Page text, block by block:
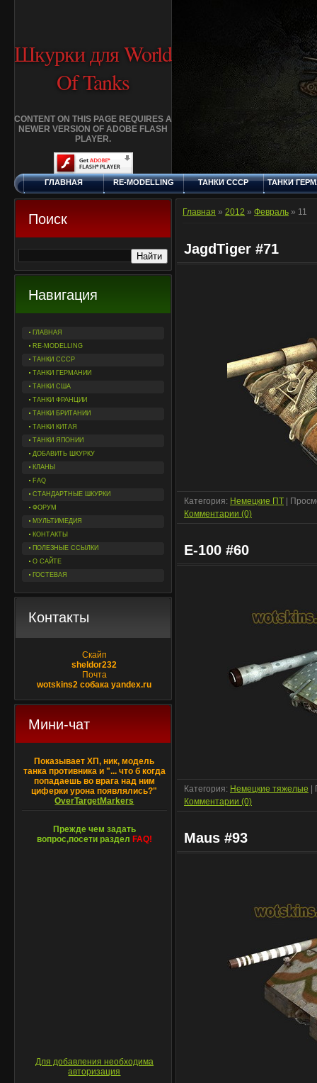
Шкурки для World
Of Tanks
CONTENT ON THIS PAGE REQUIRES A
NEWER VERSION OF ADOBE FLASH
PLAYER.
ПОНЕДЕЛЬНИК, 10.8.2026
ГЛАВНАЯ RE-MODELLING ТАНКИ СССР ТАНКИ
ДОБАВИТЬ
КЛАНЫ FAQ
Поиск
Навигация
ГЛАВНАЯ
RE-MODELLING
ТАНКИ СССР
ТАНКИ ГЕРМАНИИ
ТАНКИ США
ТАНКИ ФРАНЦИИ
ТАНКИ БРИТАНИИ
ТАНКИ КИТАЯ
ТАНКИ ЯПОНИИ
ДОБАВИТЬ ШКУРКУ
КЛАНЫ
FAQ
СТАНДАРТНЫЕ ШКУРКИ
ФОРУМ
МУЛЬТИМЕДИЯ
КОНТАКТЫ
ПОЛЕЗНЫЕ ССЫЛКИ
О САЙТЕ
ГОСТЕВАЯ
Контакты
Скайп
sheldor232
Почта
wotskins2 собака yandex.ru
Мини-чат
Показывает ХП, ник, модель
танка противника и "... что б когда
попадаешь во врага над ним
циферки урона появлялись?"
OverTargetMarkers
Прежде чем задать
вопрос,посети раздел FAQ!
Для добавления необходима
авторизация
Главная » 2012 » Февраль » 11
JagdTiger #71
Категория: Немецкие ПТ |
Комментарии (0)
E-100 #60
Категория: Немецкие тяжелые
Комментарии (0)
Maus #93